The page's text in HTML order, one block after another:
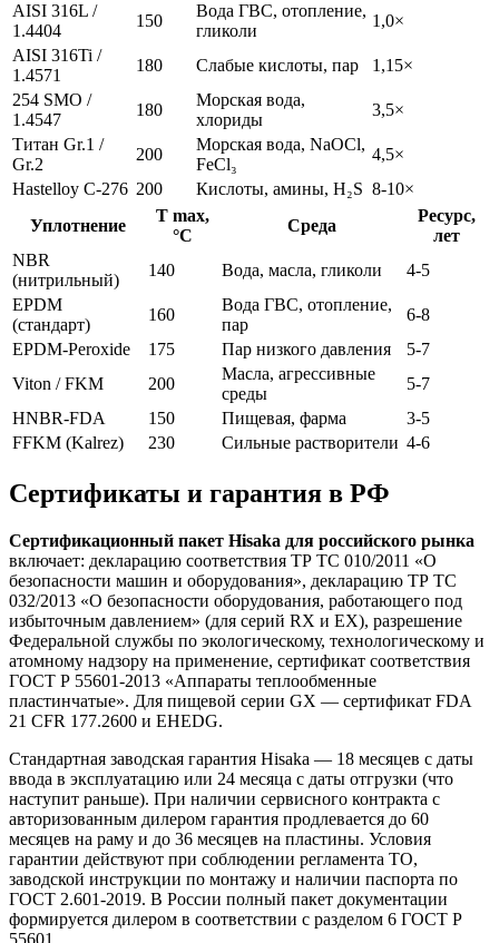
AISI 316L /
1.4404
150
Вода ГВС, отопление,
гликоли
1,0×
AISI 316Ti /
1.4571
180 Слабые кислоты, пар
1,15×
254 SMO /
1.4547
180
Морская вода,
хлориды
3,5×
Титан Gr.1 /
Gr.2
200
Морская вода, NaOCl,
FeCl₃
4,5×
Hastelloy C-276 200 Кислоты, амины, H₂S 8-10×
Уплотнение
T max,
°C
Среда
Ресурс,
лет
NBR
(нитрильный)
140 Вода, масла, гликоли
4-5
EPDM
(стандарт)
160
Вода ГВС, отопление,
пар
6-8
EPDM-Peroxide
175 Пар низкого давления
5-7
Viton / FKM
200
Масла, агрессивные
среды
5-7
HNBR-FDA
150 Пищевая, фарма
3-5
FFKM (Kalrez)
230 Сильные растворители 4-6
Сертификаты и гарантия в РФ
Сертификационный пакет Hisaka для российского рынка
включает: декларацию соответствия ТР ТС 010/2011 «О
безопасности машин и оборудования», декларацию ТР ТС
032/2013 «О безопасности оборудования, работающего под
избыточным давлением» (для серий RX и EX), разрешение
Федеральной службы по экологическому, технологическому и
атомному надзору на применение, сертификат соответствия
ГОСТ Р 55601-2013 «Аппараты теплообменные
пластинчатые». Для пищевой серии GX — сертификат FDA
21 CFR 177.2600 и EHEDG.
Стандартная заводская гарантия Hisaka — 18 месяцев с даты
ввода в эксплуатацию или 24 месяца с даты отгрузки (что
наступит раньше). При наличии сервисного контракта с
авторизованным дилером гарантия продлевается до 60
месяцев на раму и до 36 месяцев на пластины. Условия
гарантии действуют при соблюдении регламента ТО,
заводской инструкции по монтажу и наличии паспорта по
ГОСТ 2.601-2019. В России полный пакет документации
формируется дилером в соответствии с разделом 6 ГОСТ Р
55601.